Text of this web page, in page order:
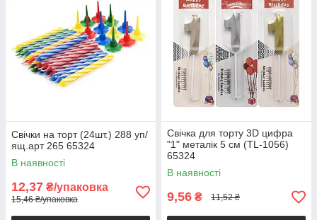
Свічки на торт (24шт.) 288 уп/
ящ.арт 265 65324
В наявності
12,37 ₴/упаковка
15,46 ₴/упаковка
Свічка для торту 3D цифра
"1" металік 5 см (TL-1056)
65324
В наявності
9,56 ₴ 11,52 ₴